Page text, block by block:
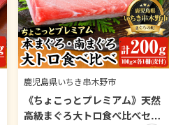
鹿児島県いちき串木野市
《ちょこっとプレミアム》天然
高級まぐろ大トロ食べ比べセッ